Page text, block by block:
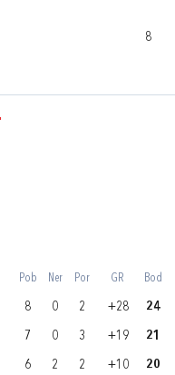
8
Pob Ner Por GR Bod
8 0 2 +28 24
7 0 3 +19 21
6 2 2 +10 20